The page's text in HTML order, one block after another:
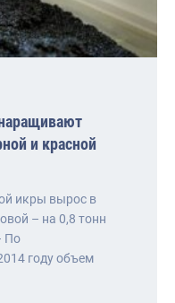
и красной
икры вырос в
– на 0,8 тонн
По
году объем